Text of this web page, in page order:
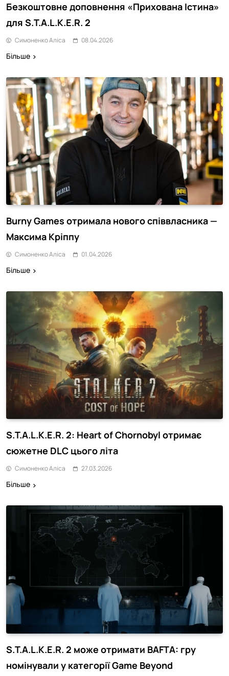
Безкоштовне доповнення «Прихована Істина»
для S.T.A.L.K.E.R. 2
Симоненко Аліса 08.04.2026
Більше
Burny Games отримала нового співвласника —
Максима Кріппу
Симоненко Аліса 01.04.2026
Більше
S.T.A.L.K.E.R. 2: Heart of Chornobyl отримає
сюжетне DLC цього літа
Симоненко Аліса 27.03.2026
Більше
S.T.A.L.K.E.R. 2 може отримати BAFTA: гру
номінували у категорії Game Beyond